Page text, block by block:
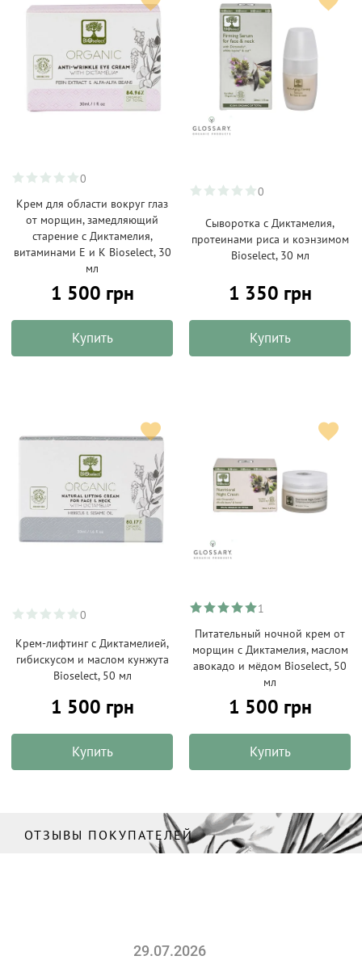
0
Крем для области вокруг глаз
от морщин, замедляющий
старение с Диктамелия,
витаминами Е и К Bioselect, 30
мл
1 500 грн
Купить
0
Сыворотка с Диктамелия,
протеинами риса и коэнзимом
Bioselect, 30 мл
1 350 грн
Купить
0
Крем-лифтинг с Диктамелией,
гибискусом и маслом кунжута
Bioselect, 50 мл
1 500 грн
Купить
1
Питательный ночной крем от
морщин с Диктамелия, маслом
авокадо и мёдом Bioselect, 50
мл
1 500 грн
Купить
ОТЗЫВЫ ПОКУПАТЕЛЕЙ
29.07.2026